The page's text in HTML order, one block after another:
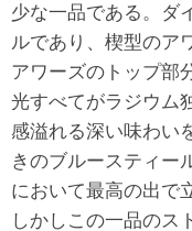
少な一品である。ダ
ルであり、楔型のア
アワーズのトップ部
光すべてがラジウム
感溢れる深い味わい
きのブルースティー
において最高の出で
しかしこの一品のス